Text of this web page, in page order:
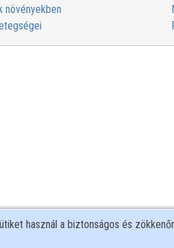
növényekben
használ a biztonságos és